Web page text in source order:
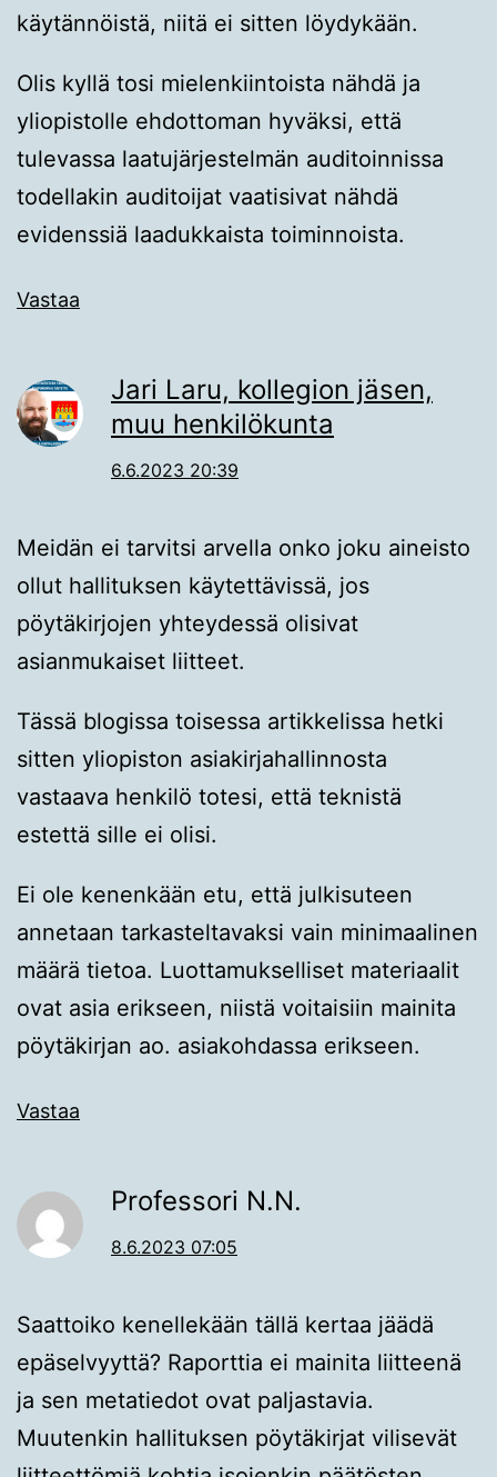
käytännöistä, niitä ei sitten löydykään.
Olis kyllä tosi mielenkiintoista nähdä ja
yliopistolle ehdottoman hyväksi, että
tulevassa laatujärjestelmän auditoinnissa
todellakin auditoijat vaatisivat nähdä
evidenssiä laadukkaista toiminnoista.
Vastaa
Jari Laru, kollegion jäsen,
muu henkilökunta
6.6.2023 20:39
Meidän ei tarvitsi arvella onko joku aineisto
ollut hallituksen käytettävissä, jos
pöytäkirjojen yhteydessä olisivat
asianmukaiset liitteet.
Tässä blogissa toisessa artikkelissa hetki
sitten yliopiston asiakirjahallinnosta
vastaava henkilö totesi, että teknistä
estettä sille ei olisi.
Ei ole kenenkään etu, että julkisuteen
annetaan tarkasteltavaksi vain minimaalinen
määrä tietoa. Luottamukselliset materiaalit
ovat asia erikseen, niistä voitaisiin mainita
pöytäkirjan ao. asiakohdassa erikseen.
Vastaa
Professori N.N.
8.6.2023 07:05
Saattoiko kenellekään tällä kertaa jäädä
epäselvyyttä? Raporttia ei mainita liitteenä
ja sen metatiedot ovat paljastavia.
Muutenkin hallituksen pöytäkirjat vilisevät